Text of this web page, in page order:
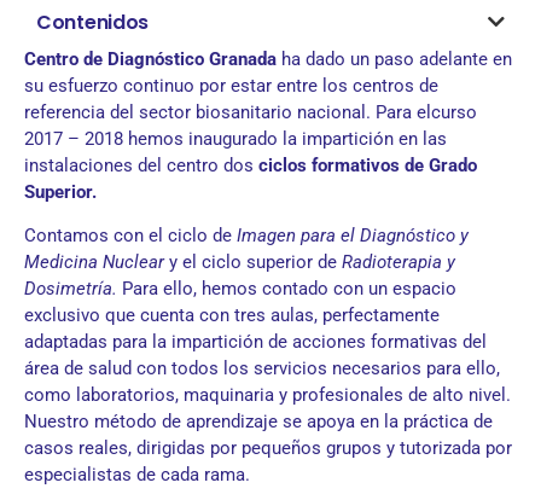
Contenidos
Centro de Diagnóstico Granada ha dado un paso adelante en
su esfuerzo continuo por estar entre los centros de
referencia del sector biosanitario nacional. Para elcurso
2017 – 2018 hemos inaugurado la impartición en las
instalaciones del centro dos ciclos formativos de Grado
Superior.
Contamos con el ciclo de Imagen para el Diagnóstico y
Medicina Nucleary el ciclo superior de Radioterapia y
Dosimetría. Para ello, hemos contado con un espacio
exclusivo que cuenta con tres aulas, perfectamente
adaptadas para la impartición de acciones formativas del
área de salud con todos los servicios necesarios para ello,
como laboratorios, maquinaria y profesionales de alto nivel.
Nuestro método de aprendizaje se apoya en la práctica de
casos reales, dirigidas por pequeños grupos y tutorizada por
especialistas de cada rama.